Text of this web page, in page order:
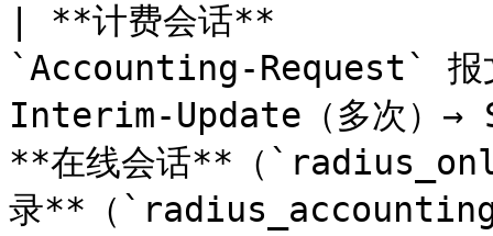
| **计费会话**
`Accounting-Request` 报
Interim-Update（多次）→
**在线会话**（
录**（